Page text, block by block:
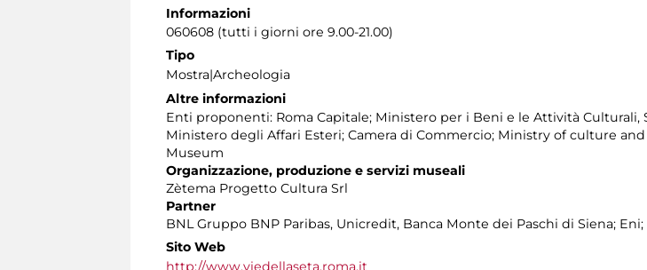
Informazioni
060608 (tutti i giorni ore 9.00-21.00)
Tipo
Mostra|Archeologia
Altre informazioni
Enti proponenti: Roma Capitale; Ministero per i Beni e le Attività
Ministero degli Affari Esteri; Camera di Commercio; Ministry of culture
Museum
Organizzazione, produzione e servizi museali
Zètema Progetto Cultura Srl
Partner
BNL Gruppo BNP Paribas, Unicredit, Banca Monte dei Paschi di Siena;
Sito Web
http://www.viedellaseta.roma.it